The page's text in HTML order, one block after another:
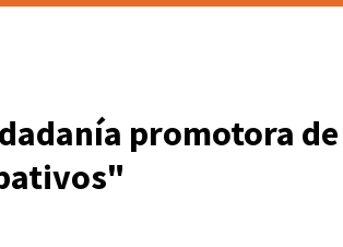
promotora de